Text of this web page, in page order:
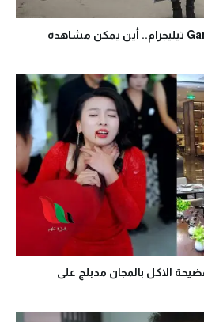
مسلسل Game of Thrones تيليجرام.. أين يمكن مشاهدة
الاكل بالمجان مدبلج على